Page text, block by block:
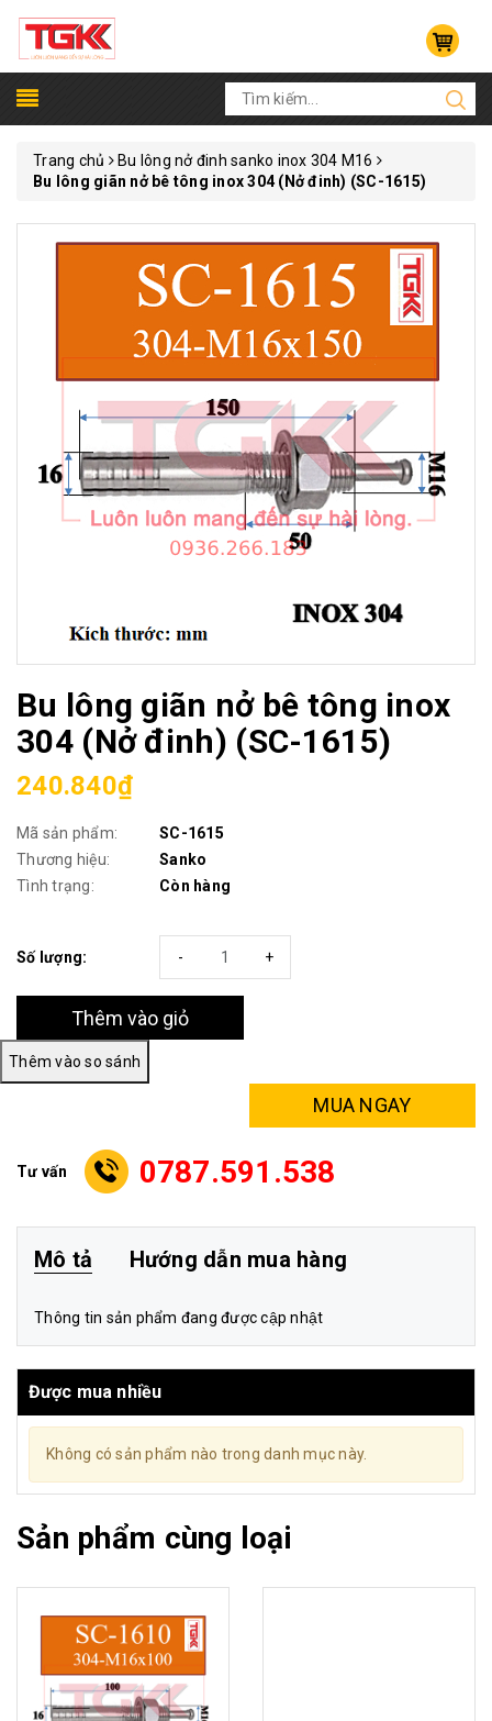
Trang chủ
Bu lông nở đinh sanko inox 304 M16
Bu lông giãn nở bê tông inox 304 (Nở đinh) (SC-1615)
Bu lông giãn nở bê tông inox
304 (Nở đinh) (SC-1615)
240.840₫
Mã sản phẩm:
SC-1615
Thương hiệu:
Sanko
Tình trạng:
Còn hàng
Số lượng: +
-
Thêm vào giỏ
MUA NGAY
Tư vấn 0787.591.538
Mô tả Hướng dẫn mua hàng
Thông tin sản phẩm đang được cập nhật
Được mua nhiều
Không có sản phẩm nào trong danh mục này.
Sản phẩm cùng loại